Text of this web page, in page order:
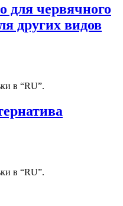
для червячного
других видов
в “RU”.
в “RU”.